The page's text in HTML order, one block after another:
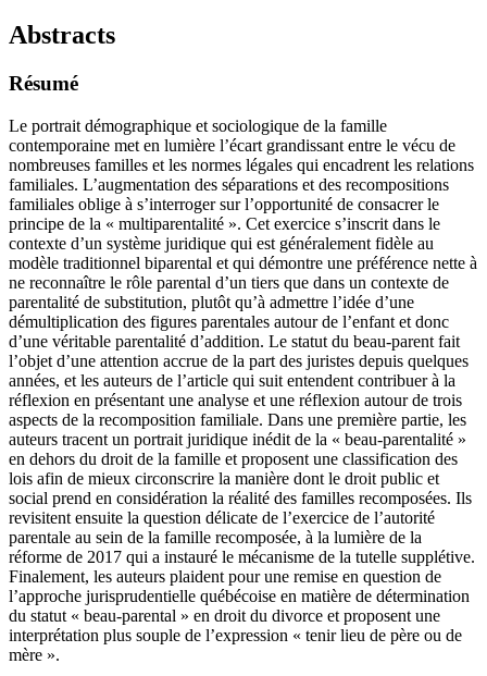
Abstracts
Résumé
Le portrait démographique et sociologique de la famille
contemporaine met en lumière l’écart grandissant entre le vécu de
nombreuses familles et les normes légales qui encadrent les relations
familiales. L’augmentation des séparations et des recompositions
familiales oblige à s’interroger sur l’opportunité de consacrer le
principe de la « multiparentalité ». Cet exercice s’inscrit dans le
contexte d’un système juridique qui est généralement fidèle au
modèle traditionnel biparental et qui démontre une préférence nette à
ne reconnaître le rôle parental d’un tiers que dans un contexte de
parentalité de substitution, plutôt qu’à admettre l’idée d’une
démultiplication des figures parentales autour de l’enfant et donc
d’une véritable parentalité d’addition. Le statut du beau-parent fait
l’objet d’une attention accrue de la part des juristes depuis quelques
années, et les auteurs de l’article qui suit entendent contribuer à la
réflexion en présentant une analyse et une réflexion autour de trois
aspects de la recomposition familiale. Dans une première partie, les
auteurs tracent un portrait juridique inédit de la « beau-parentalité »
en dehors du droit de la famille et proposent une classification des
lois afin de mieux circonscrire la manière dont le droit public et
social prend en considération la réalité des familles recomposées. Ils
revisitent ensuite la question délicate de l’exercice de l’autorité
parentale au sein de la famille recomposée, à la lumière de la
réforme de 2017 qui a instauré le mécanisme de la tutelle supplétive.
Finalement, les auteurs plaident pour une remise en question de
l’approche jurisprudentielle québécoise en matière de détermination
du statut « beau-parental » en droit du divorce et proposent une
interprétation plus souple de l’expression « tenir lieu de père ou de
mère ».